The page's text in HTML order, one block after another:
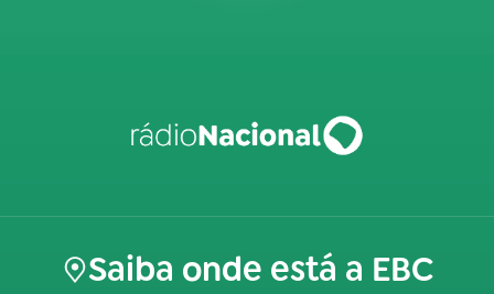
Saiba onde está a EBC